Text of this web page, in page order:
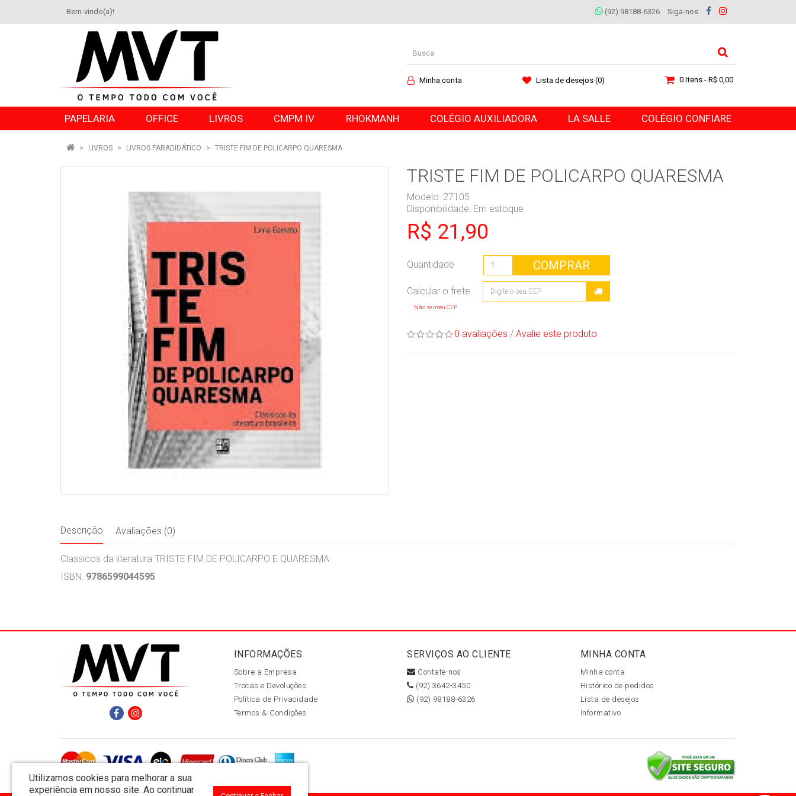
Bem-vindo(a)! (92) 98188-6326 Siga-nos
Minha conta Lista de desejos (0) 0 Itens - R$ 0,00
PAPELARIA OFFICE LIVROS CMPM IV RHOKMANH COLÉGIO AUXILIADORA LA SALLE COLÉGIO CONFIARE
LIVROS LIVROS PARADIDÁTICO TRISTE FIM DE POLICARPO QUARESMA
TRISTE FIM DE POLICARPO QUARESMA
Modelo: 27105
Disponibilidade: Em estoque
R$ 21,90
Quantidade COMPRAR
Não sei meu CEP
0 avaliações / Avalie este produto
Descrição Avaliações (0)
Classicos da literatura TRISTE FIM DE POLICARPO E QUARESMA
ISBN: 9786599044595
INFORMAÇÕES
Sobre a Empresa
Trocas e Devoluções
Política de Privacidade
Termos & Condições
SERVIÇOS AO CLIENTE
Contate-nos
(92) 3642-3450
(92) 98188-6326
MINHA CONTA
Minha conta
Histórico de pedidos
Lista de desejos
Informativo
Utilizamos cookies para melhorar a sua
experiência em nosso site. Ao continuar